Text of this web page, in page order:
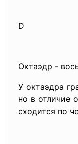
D
Октаэдр -
У октаэдра
но в отличие
сходится по